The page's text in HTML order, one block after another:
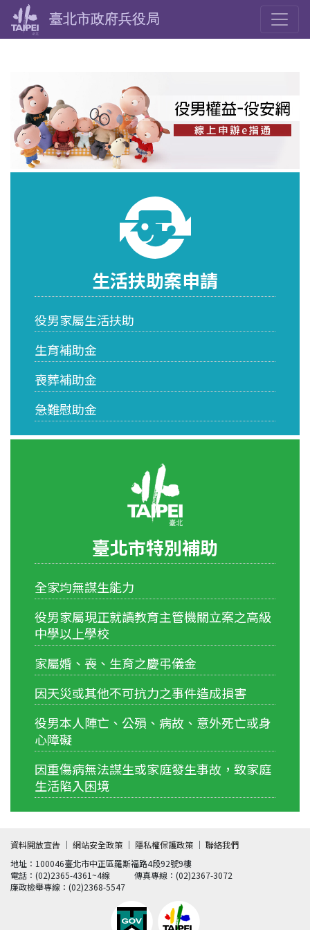
臺北市政府兵役局
生活扶助案申請
役男家屬生活扶助
生育補助金
喪葬補助金
急難慰助金
臺北市特別補助
全家均無謀生能力
役男家屬現正就讀教育主管機關立案之高級
中學以上學校
家屬婚、喪、生育之慶弔儀金
因天災或其他不可抗力之事件造成損害
役男本人陣亡、公殞、病故、意外死亡或身
心障礙
因重傷病無法謀生或家庭發生事故，致家庭
生活陷入困境
資料開放宣告 │ 網站安全政策 │ 隱私權保護政策 │ 聯絡我們
地址：100046臺北市中正區羅斯福路4段92號9樓
電話：(02)2365-4361~4線
傳真專線：(02)2367-3072
廉政檢舉專線：(02)2368-5547